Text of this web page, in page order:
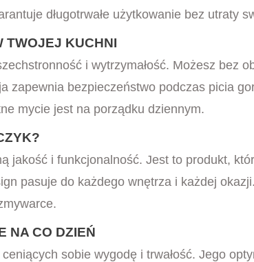
długotrwałe użytkowanie bez utraty
TWOJEJ KUCHNI
i wytrzymałość. Możesz bez
zapewnia bezpieczeństwo podczas picia
mycie jest na porządku dziennym.
jakość i funkcjonalność. Jest to produkt,
pasuje do każdego wnętrza i każdej
NA CO DZIEŃ
sobie wygodę i trwałość. Jego